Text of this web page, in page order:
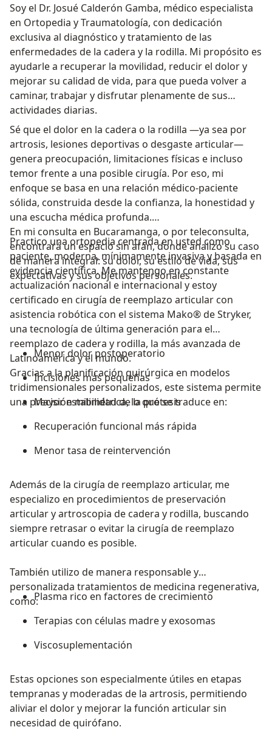
Soy el Dr. Josué Calderón Gamba, médico especialista
en Ortopedia y Traumatología, con dedicación
exclusiva al diagnóstico y tratamiento de las
enfermedades de la cadera y la rodilla. Mi propósito es
ayudarle a recuperar la movilidad, reducir el dolor y
mejorar su calidad de vida, para que pueda volver a
caminar, trabajar y disfrutar plenamente de sus
actividades diarias.
Sé que el dolor en la cadera o la rodilla —ya sea por
artrosis, lesiones deportivas o desgaste articular—
genera preocupación, limitaciones físicas e incluso
temor frente a una posible cirugía. Por eso, mi
enfoque se basa en una relación médico-paciente
sólida, construida desde la confianza, la honestidad y
una escucha médica profunda.
En mi consulta en Bucaramanga, o por teleconsulta,
encontrará un espacio sin afán, donde analizo su caso
de manera integral: su dolor, su estilo de vida, sus
expectativas y sus objetivos personales.
Practico una ortopedia centrada en usted como
paciente, moderna, mínimamente invasiva y basada en
evidencia científica. Me mantengo en constante
actualización nacional e internacional y estoy
certificado en cirugía de reemplazo articular con
asistencia robótica con el sistema Mako® de Stryker,
una tecnología de última generación para el
reemplazo de cadera y rodilla, la más avanzada de
Latinoamérica y el mundo.
Gracias a la planificación quirúrgica en modelos
tridimensionales personalizados, este sistema permite
una precisión milimétrica, lo que se traduce en:
Menor dolor postoperatorio
Incisiones más pequeñas
Mayor estabilidad de la prótesis
Recuperación funcional más rápida
Menor tasa de reintervención
Además de la cirugía de reemplazo articular, me
especializo en procedimientos de preservación
articular y artroscopia de cadera y rodilla, buscando
siempre retrasar o evitar la cirugía de reemplazo
articular cuando es posible.
También utilizo de manera responsable y
personalizada tratamientos de medicina regenerativa,
como:Plasma rico en factores de crecimiento
Terapias con células madre y exosomas
Viscosuplementación
Estas opciones son especialmente útiles en etapas
tempranas y moderadas de la artrosis, permitiendo
aliviar el dolor y mejorar la función articular sin
necesidad de quirófano.